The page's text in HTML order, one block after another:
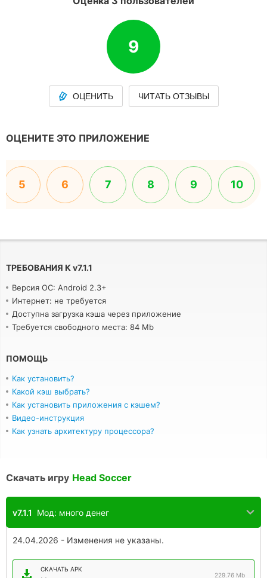
9
ОЦЕНИТЬ ЧИТАТЬ ОТЗЫВЫ
ОЦЕНИТЕ ЭТО ПРИЛОЖЕНИЕ
5 6 7 8 9 10
ТРЕБОВАНИЯ К v7.1.1
Версия ОС: Android 2.3+
Интернет: не требуется
Доступна загрузка кэша через приложение
Требуется свободного места: 84 Mb
ПОМОЩЬ
Как установить?
Какой кэш выбрать?
Как установить приложения с кэшем?
Видео-инструкция
Как узнать архитектуру процессора?
Скачать игру Head Soccer
v7.1.1 Мод: много денег
24.04.2026 - Изменения не указаны.
СКАЧАТЬ APK
229.76 Mb